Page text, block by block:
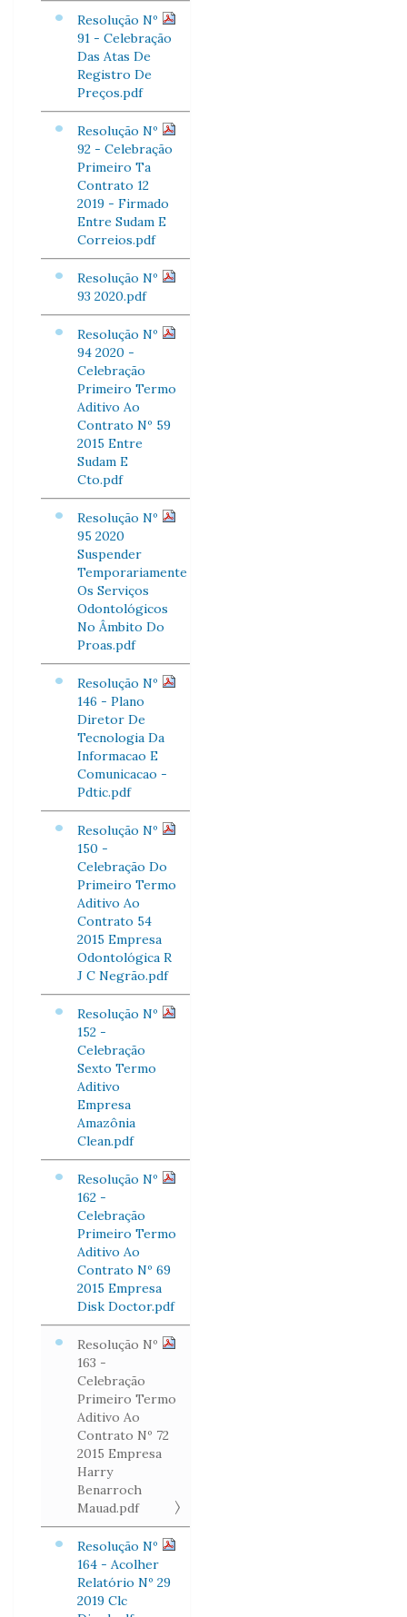
Resolução Nº
91 - Celebração
Das Atas De
Registro De
Preços.pdf
Resolução Nº
92 - Celebração
Primeiro Ta
Contrato 12
2019 - Firmado
Entre Sudam E
Correios.pdf
Resolução Nº
93 2020.pdf
Resolução Nº
94 2020 -
Celebração
Primeiro Termo
Aditivo Ao
Contrato Nº 59
2015 Entre
Sudam E
Cto.pdf
Resolução Nº
95 2020
Suspender
Temporariamente
Os Serviços
Odontológicos
No Âmbito Do
Proas.pdf
Resolução Nº
146 - Plano
Diretor De
Tecnologia Da
Informacao E
Comunicacao -
Pdtic.pdf
Resolução Nº
150 -
Celebração Do
Primeiro Termo
Aditivo Ao
Contrato 54
2015 Empresa
Odontológica R
J C Negrão.pdf
Resolução Nº
152 -
Celebração
Sexto Termo
Aditivo
Empresa
Amazônia
Clean.pdf
Resolução Nº
162 -
Celebração
Primeiro Termo
Aditivo Ao
Contrato Nº 69
2015 Empresa
Disk Doctor.pdf
Resolução Nº
163 -
Celebração
Primeiro Termo
Aditivo Ao
Contrato Nº 72
2015 Empresa
Harry
Benarroch
Mauad.pdf
Resolução Nº
164 - Acolher
Relatório Nº 29
2019 Clc